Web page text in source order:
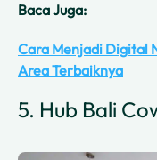
Baca Juga:
Cara Menjadi Digital
Area Terbaiknya
5. Hub Bali